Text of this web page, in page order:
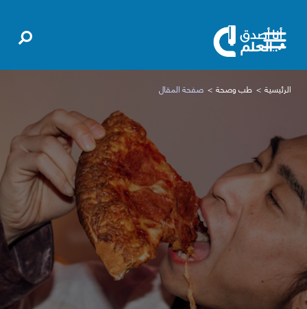
الرئيسية طب وصحة صفحة المقال